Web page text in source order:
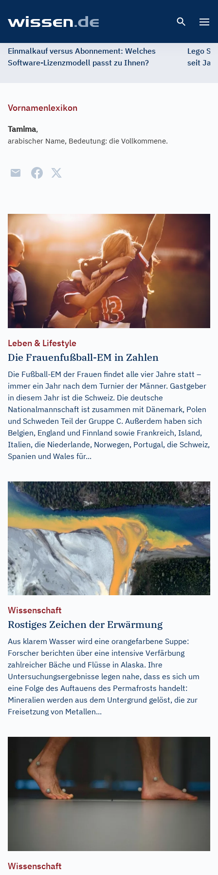
Einmalkauf versus Abonnement: Welches
Software-Lizenzmodell passt zu Ihnen?
Lego
seit
Vornamenlexikon
Tamima,
arabischer Name, Bedeutung: die Vollkommene.
Leben & Lifestyle
Die Frauenfußball-EM in Zahlen
Die Fußball-EM der Frauen findet alle vier Jahre statt –
immer ein Jahr nach dem Turnier der Männer. Gastgeber
in diesem Jahr ist die Schweiz. Die deutsche
Nationalmannschaft ist zusammen mit Dänemark, Polen
und Schweden Teil der Gruppe C. Außerdem haben sich
Belgien, England und Finnland sowie Frankreich, Island,
Italien, die Niederlande, Norwegen, Portugal, die Schweiz,
Spanien und Wales für...
Wissenschaft
Rostiges Zeichen der Erwärmung
Aus klarem Wasser wird eine orangefarbene Suppe:
Forscher berichten über eine intensive Verfärbung
zahlreicher Bäche und Flüsse in Alaska. Ihre
Untersuchungsergebnisse legen nahe, dass es sich um
eine Folge des Auftauens des Permafrosts handelt:
Mineralien werden aus dem Untergrund gelöst, die zur
Freisetzung von Metallen...
Wissenschaft